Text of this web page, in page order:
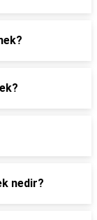
nedir?